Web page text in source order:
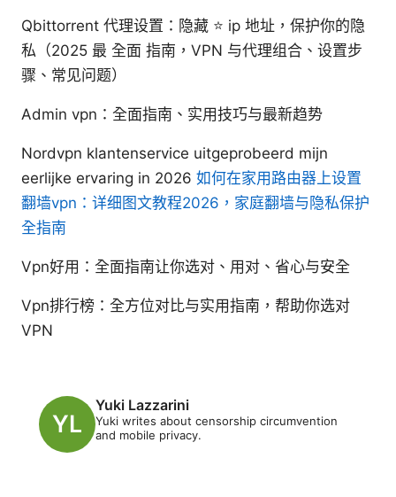
Qbittorrent 代理设置：隐藏 ⭐ ip 地址，保护你的隐
私（2025 最 全面 指南，VPN 与代理组合、设置步
骤、常见问题）
Admin vpn：全面指南、实用技巧与最新趋势
Nordvpn klantenservice uitgeprobeerd mijn
eerlijke ervaring in 2026 如何在家用路由器上设置
翻墙vpn：详细图文教程2026，家庭翻墙与隐私保护
全指南
Vpn好用：全面指南让你选对、用对、省心与安全
Vpn排行榜：全方位对比与实用指南，帮助你选对
VPN
Yuki Lazzarini
Yuki writes about censorship circumvention
and mobile privacy.